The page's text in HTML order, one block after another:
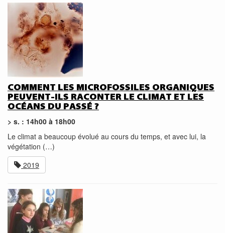
COMMENT LES MICROFOSSILES ORGANIQUES
PEUVENT-ILS RACONTER LE CLIMAT ET LES
OCÉANS DU PASSÉ ?
> s. : 14h00 à 18h00
Le climat a beaucoup évolué au cours du temps, et avec lui, la
végétation (…)
2019